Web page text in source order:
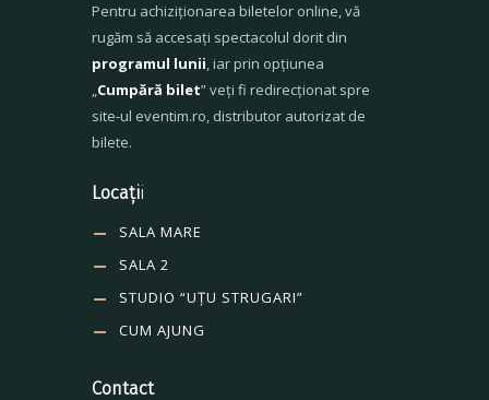
Pentru achiziționarea biletelor online, vă
rugăm să accesați spectacolul dorit din
programul lunii, iar prin opțiunea
„Cumpără bilet” veți fi redirecționat spre
site-ul eventim.ro, distributor autorizat de
bilete.
Locații
SALA MARE
SALA 2
STUDIO “UȚU STRUGARI”
CUM AJUNG
Contact